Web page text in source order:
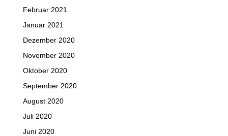
Februar 2021
Januar 2021
Dezember 2020
November 2020
Oktober 2020
September 2020
August 2020
Juli 2020
Juni 2020